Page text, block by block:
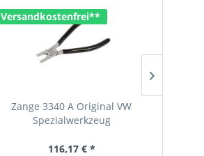
Versandkostenfrei**
Zange 3340 A Original VW
Spezialwerkzeug
116,17 € *